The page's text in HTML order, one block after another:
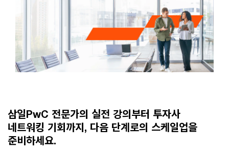
삼일PwC 전문가의 실전 강의부터 투자사
네트워킹 기회까지, 다음 단계로의 스케일업을
준비하세요.